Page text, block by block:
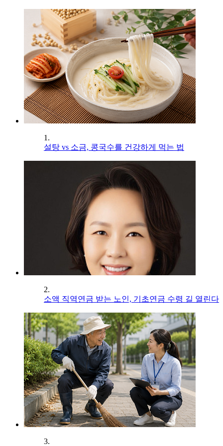
1.
설탕 vs 소금, 콩국수를 건강하게 먹는 법
2.
소액 직역연금 받는 노인, 기초연금 수령 길 열린다
3.